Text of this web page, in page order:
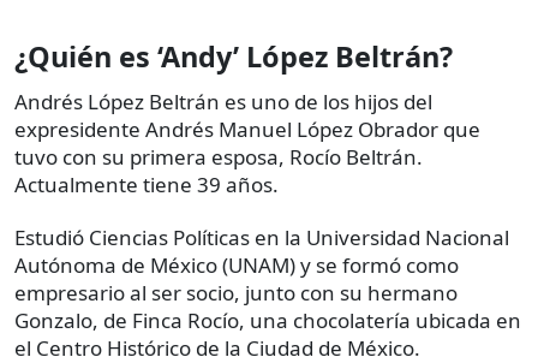
¿Quién es ‘Andy’ López Beltrán?
Andrés López Beltrán es uno de los hijos del
expresidente Andrés Manuel López Obrador que
tuvo con su primera esposa, Rocío Beltrán.
Actualmente tiene 39 años.
Estudió Ciencias Políticas en la Universidad Nacional
Autónoma de México (UNAM) y se formó como
empresario al ser socio, junto con su hermano
Gonzalo, de Finca Rocío, una chocolatería ubicada en
el Centro Histórico de la Ciudad de México.